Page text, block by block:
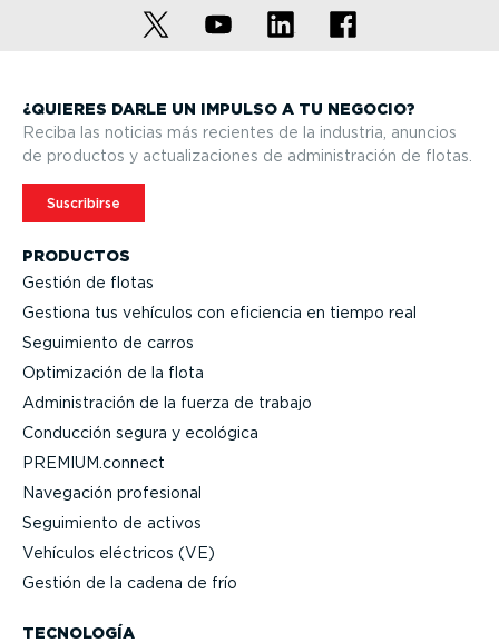
PRODUCTOS
Gestión de flotas
Gestiona tus vehículos con eficiencia en tiempo real
Seguimiento de carros
Optimi­zación de la flota
Adminis­tración de la fuerza de trabajo
Conducción segura y ecológica
PREMIUM.connect
Navegación profesional
Seguimiento de activos
Vehículos eléctricos (VE)
Gestión de la cadena de frío
TECNOLOGÍA
¿QUIERES DARLE UN IMPULSO A TU NEGOCIO?
Reciba las noticias más recientes de la industria, anuncios
de productos y actua­li­za­ciones de adminis­tración de flotas.
Suscribirse